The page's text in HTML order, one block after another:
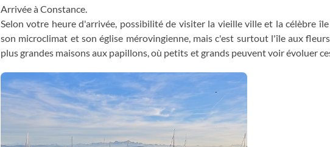
Arrivée à Constance.
Selon votre heure d'arrivée, possibilité de visiter la vieille ville et la célèbre
son microclimat et son église mérovingienne, mais c'est surtout l'île aux
plus grandes maisons aux papillons, où petits et grands peuvent voir évoluer
Repas libres.